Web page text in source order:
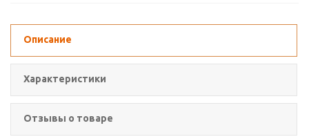
Описание
Характеристики
Отзывы о товаре